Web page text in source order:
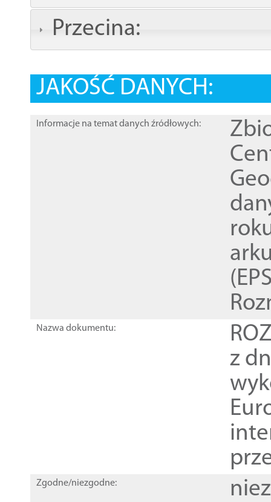
Przecina:
JAKOŚĆ DANYCH:
Informacje na temat danych źródłowych:
Nazwa dokumentu:
z
Zgodne/niezgodne: